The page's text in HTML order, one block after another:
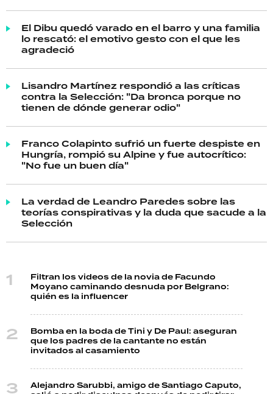
El Dibu quedó varado en el barro y una familia
lo rescató: el emotivo gesto con el que les
agradeció
Lisandro Martínez respondió a las críticas
contra la Selección: "Da bronca porque no
tienen de dónde generar odio"
Franco Colapinto sufrió un fuerte despiste en
Hungría, rompió su Alpine y fue autocrítico:
"No fue un buen día"
La verdad de Leandro Paredes sobre las
teorías conspirativas y la duda que sacude a la
Selección
Filtran los videos de la novia de Facundo
Moyano caminando desnuda por Belgrano:
quién es la influencer
Bomba en la boda de Tini y De Paul: aseguran
que los padres de la cantante no están
invitados al casamiento
Alejandro Sarubbi, amigo de Santiago Caputo,